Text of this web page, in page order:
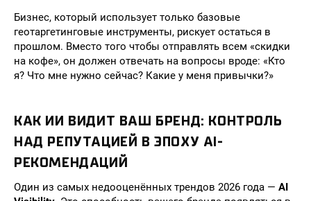
Бизнес, который использует только базовые
геотаргетинговые инструменты, рискует остаться в
прошлом. Вместо того чтобы отправлять всем «скидки
на кофе», он должен отвечать на вопросы вроде: «Кто
я? Что мне нужно сейчас? Какие у меня привычки?»
КАК ИИ ВИДИТ ВАШ БРЕНД: КОНТРОЛЬ
НАД РЕПУТАЦИЕЙ В ЭПОХУ AI-
РЕКОМЕНДАЦИЙ
Один из самых недооценённых трендов 2026 года — AI